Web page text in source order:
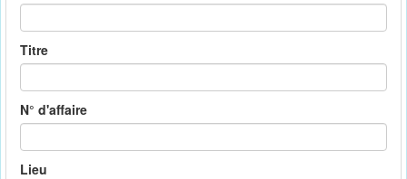
Titre
N° d'affaire
Lieu